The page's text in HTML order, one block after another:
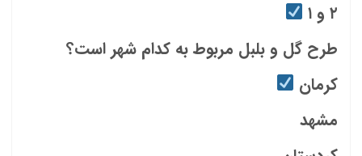
۲ و ۱
طرح گل و بلبل مربوط به کدام شهر است؟
کرمان
مشهد